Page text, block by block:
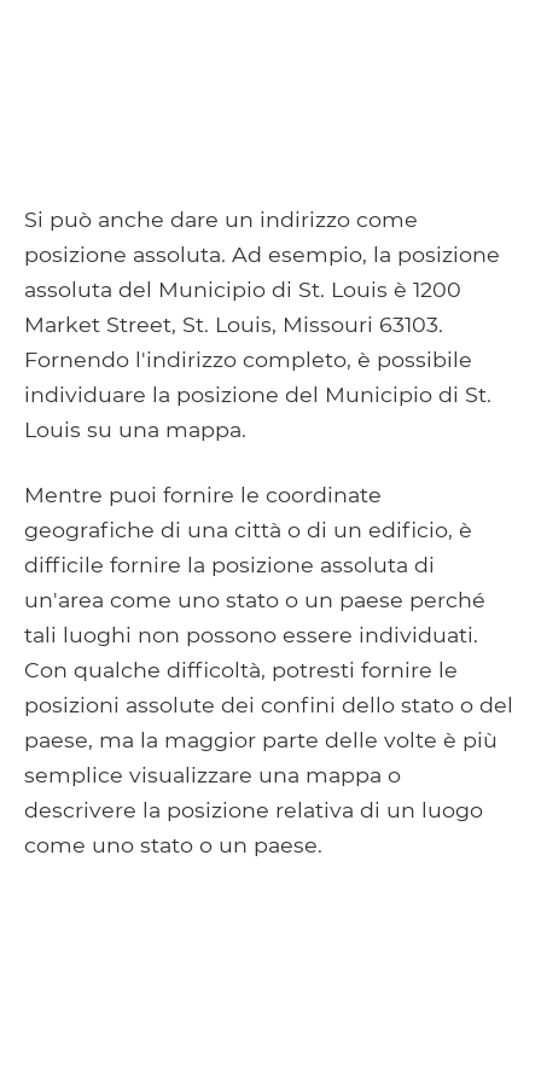
Si può anche dare un indirizzo come
posizione assoluta. Ad esempio, la posizione
assoluta del Municipio di St. Louis è 1200
Market Street, St. Louis, Missouri 63103.
Fornendo l'indirizzo completo, è possibile
individuare la posizione del Municipio di St.
Louis su una mappa.
Mentre puoi fornire le coordinate
geografiche di una città o di un edificio, è
difficile fornire la posizione assoluta di
un'area come uno stato o un paese perché
tali luoghi non possono essere individuati.
Con qualche difficoltà, potresti fornire le
posizioni assolute dei confini dello stato o del
paese, ma la maggior parte delle volte è più
semplice visualizzare una mappa o
descrivere la posizione relativa di un luogo
come uno stato o un paese.